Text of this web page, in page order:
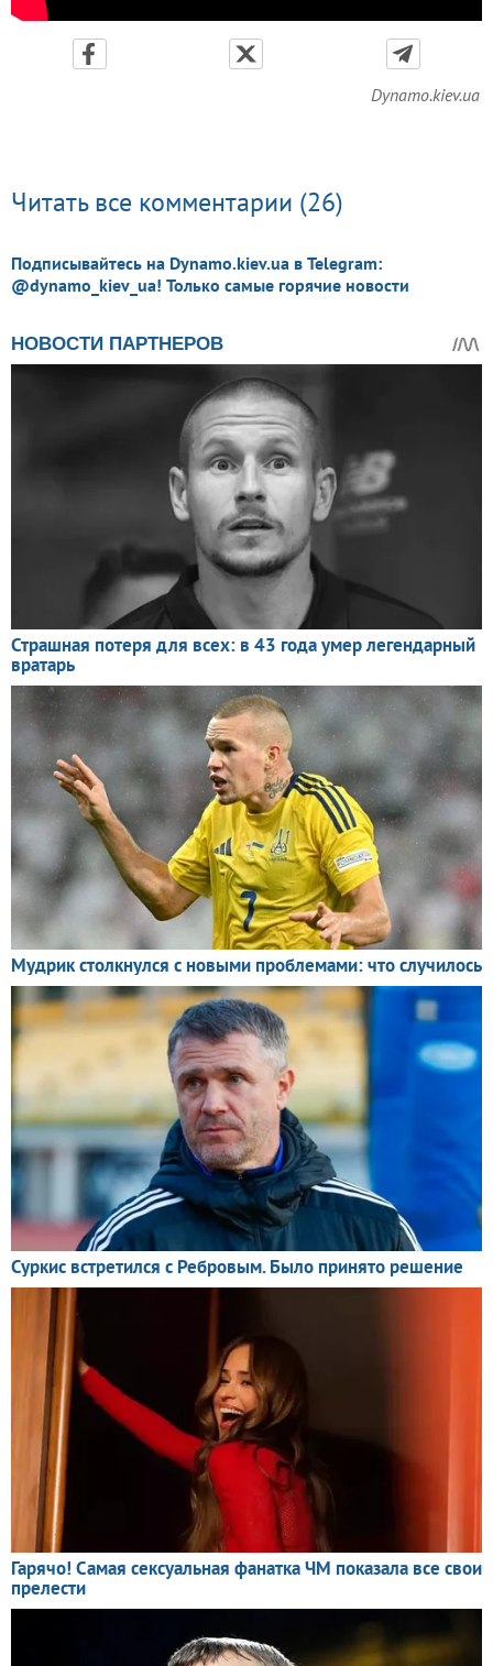
Dynamo.kiev.ua
Читать все комментарии (26)
Подписывайтесь на Dynamo.kiev.ua в Telegram:
@dynamo_kiev_ua! Только самые горячие новости